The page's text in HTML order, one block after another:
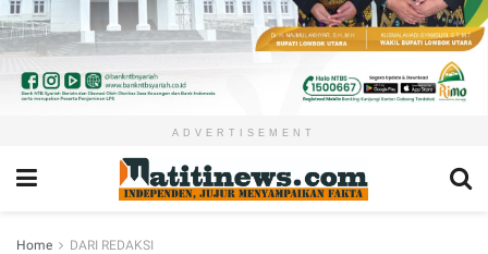
ADVERTISEMENT
Home DARI REDAKSI